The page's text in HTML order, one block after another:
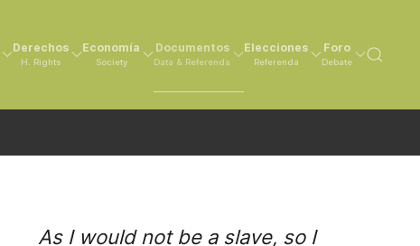
Derechos
H. Rights
Economía
Society
Documentos
Data & Referenda
Elecciones
Referenda
Foro
Debate
As I would not be a slave, so I